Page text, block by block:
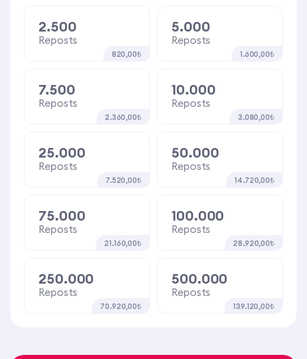
2.500
Reposts
820,00₺
5.000
Reposts
1.600,00₺
7.500
Reposts
2.360,00₺
10.000
Reposts
3.080,00₺
25.000
Reposts
7.520,00₺
50.000
Reposts
14.720,00₺
75.000
Reposts
21.160,00₺
100.000
Reposts
28.920,00₺
250.000
Reposts
70.920,00₺
500.000
Reposts
139.120,00₺